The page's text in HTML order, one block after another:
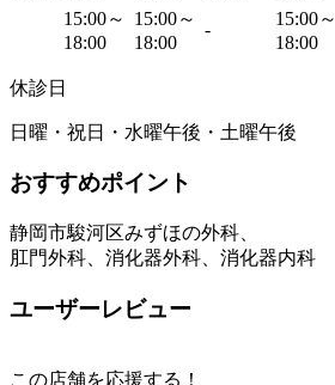
15:00～
18:00
15:00～
18:00
-
15:00～
18:00
休診日
日曜・祝日・水曜午後・土曜午後
おすすめポイント
静岡市駿河区みずほの外科、
肛門外科、消化器外科、消化器内科
ユーザーレビュー
この店舗を応援する！